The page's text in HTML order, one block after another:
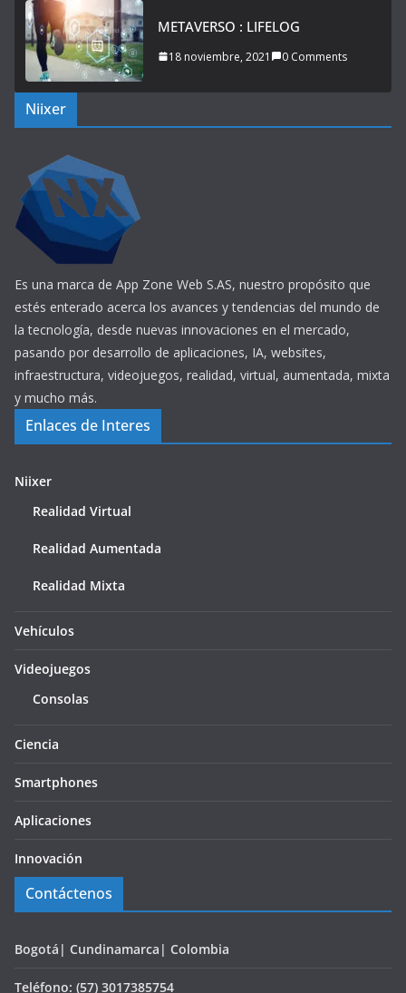
METAVERSO : LIFELOG
18 noviembre, 2021 0 Comments
Niixer
Es una marca de App Zone Web S.AS, nuestro propósito que
estés enterado acerca los avances y tendencias del mundo de
la tecnología, desde nuevas innovaciones en el mercado,
pasando por desarrollo de aplicaciones, IA, websites,
infraestructura, videojuegos, realidad, virtual, aumentada, mixta
y mucho más.
Enlaces de Interes
Niixer
Realidad Virtual
Realidad Aumentada
Realidad Mixta
Vehículos
Videojuegos
Consolas
Ciencia
Smartphones
Aplicaciones
Innovación
Contáctenos
Bogotá| Cundinamarca| Colombia
Teléfono: (57) 3017385754